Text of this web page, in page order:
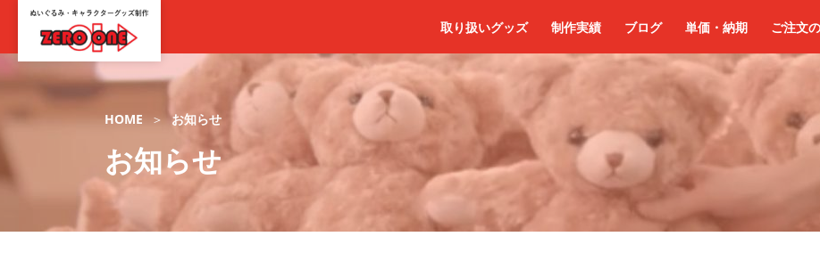
取り扱いグッズ 制作実績 ブログ 単価・納期 ご注文
HOME お知らせ
お知らせ